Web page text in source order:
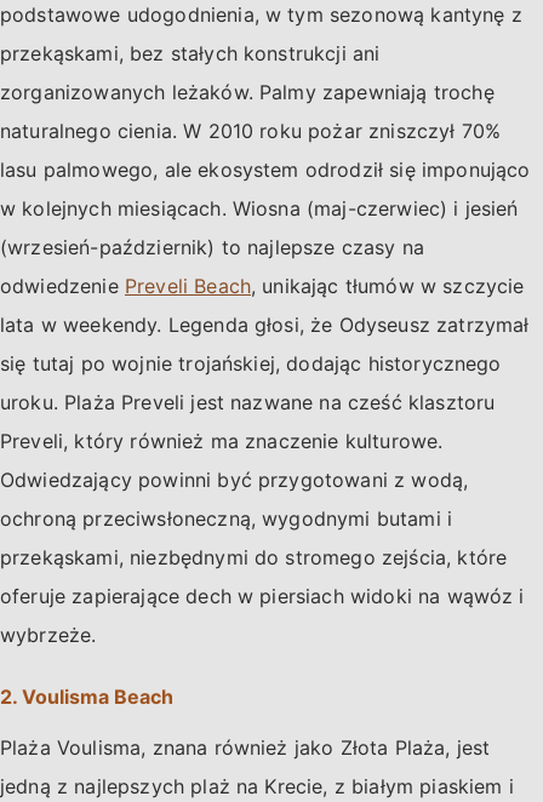
podstawowe udogodnienia, w tym sezonową kantynę z
przekąskami, bez stałych konstrukcji ani
zorganizowanych leżaków. Palmy zapewniają trochę
naturalnego cienia. W 2010 roku pożar zniszczył 70%
lasu palmowego, ale ekosystem odrodził się imponująco
w kolejnych miesiącach. Wiosna (maj-czerwiec) i jesień
(wrzesień-październik) to najlepsze czasy na
odwiedzenie Preveli Beach, unikając tłumów w szczycie
lata w weekendy. Legenda głosi, że Odyseusz zatrzymał
się tutaj po wojnie trojańskiej, dodając historycznego
uroku. Plaża Preveli jest nazwane na cześć klasztoru
Preveli, który również ma znaczenie kulturowe.
Odwiedzający powinni być przygotowani z wodą,
ochroną przeciwsłoneczną, wygodnymi butami i
przekąskami, niezbędnymi do stromego zejścia, które
oferuje zapierające dech w piersiach widoki na wąwóz i
wybrzeże.
2. Voulisma Beach
Plaża Voulisma, znana również jako Złota Plaża, jest
jedną z najlepszych plaż na Krecie, z białym piaskiem i